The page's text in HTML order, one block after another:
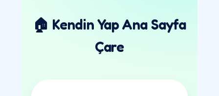
🏠 Kendin Yap Ana Sayfa
Çare